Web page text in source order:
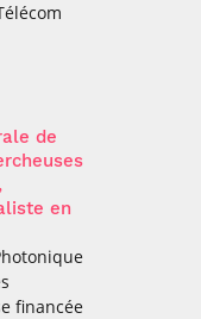
de
en
financée